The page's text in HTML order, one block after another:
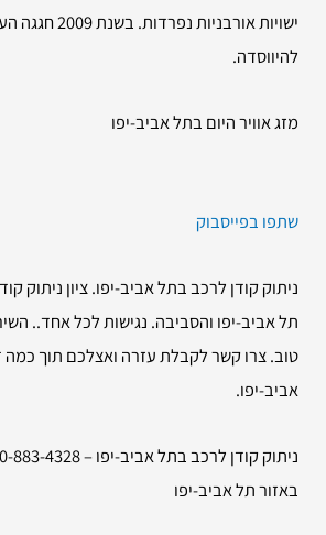
ישויות אורבניות
להיווסדה.
מזג אוויר היום בתל אביב-יפו
שתפו בפייסבוק
ניתוק קודן לרכב בתל אביב-יפו. ציון ניתוק
תל אביב-יפו והסביבה. נגישות לכל אחד..
טוב. צרו קשר לקבלת עזרה ואצלכם תוך
אביב-יפו.
באזור תל אביב-יפו